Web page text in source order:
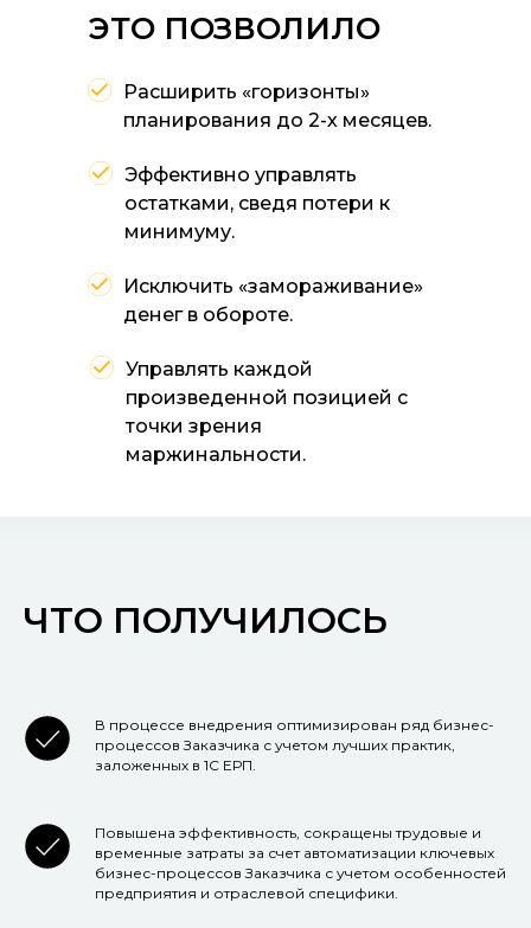
Расширить «горизонты»
планирования до 2-х месяцев.
Эффективно управлять
остатками, сведя потери к
минимуму.
Исключить «замораживание»
денег в обороте.
Управлять каждой
произведенной позицией с
точки зрения
маржинальности.
ЭТО ПОЗВОЛИЛО
ЧТО ПОЛУЧИЛОСЬ
В процессе внедрения оптимизирован ряд бизнес-
процессов Заказчика с учетом лучших практик,
заложенных в 1С ЕРП.
Повышена эффективность, сокращены трудовые и
временные затраты за счет автоматизации ключевых
бизнес-процессов Заказчика с учетом особенностей
предприятия и отраслевой специфики.